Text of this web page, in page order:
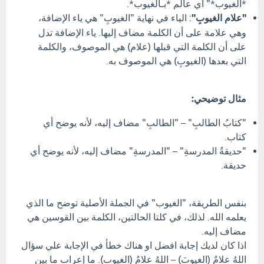
*الغيوب*" أي عالم *بـالغيوب*.
"علام الغيوبِ": الياء في نهاية "الغيوبِ" هي ياء الإضافة،
وهي علامة على أن الكلمة مضاف إليها. ياء الإضافة تدل
على أن الكلمة التي قبلها (علام) هي الموصوف، والكلمة
التي بعدها (الغيوبِ) هي الموصوف به.
مثال توضيحي:
"كتابُ الطالبِ" – "الطالبِ" مضاف إليه، لأنه يوضح أي
كتاب.
"حديقةُ المدرسةِ" – "المدرسةِ" مضاف إليه، لأنه يوضح أي
حديقة.
بنفس الطريقة، "الغيوب" في الجملة الأصلية توضح ما الذي
يعلمه الله. لذلك، في كلتا الحالتين، الكلمة بين القوسين هي
مضاف إليه.
اذا كان لديك إجابة افضل او هناك خطأ في الإجابة علي سؤال
اللهُ علامٌ (الغيوبَ) – اللهُ علامُ (الغيوبِ). ما إعراب ما بين